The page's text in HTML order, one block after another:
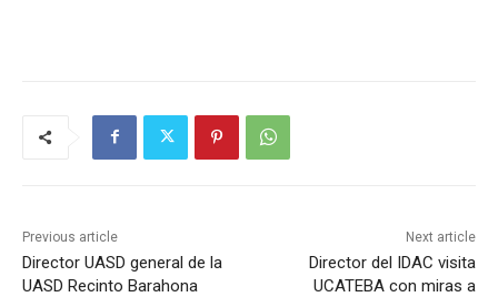
Previous article
Director UASD general de la
UASD Recinto Barahona
Next article
Director del IDAC visita
UCATEBA con miras a